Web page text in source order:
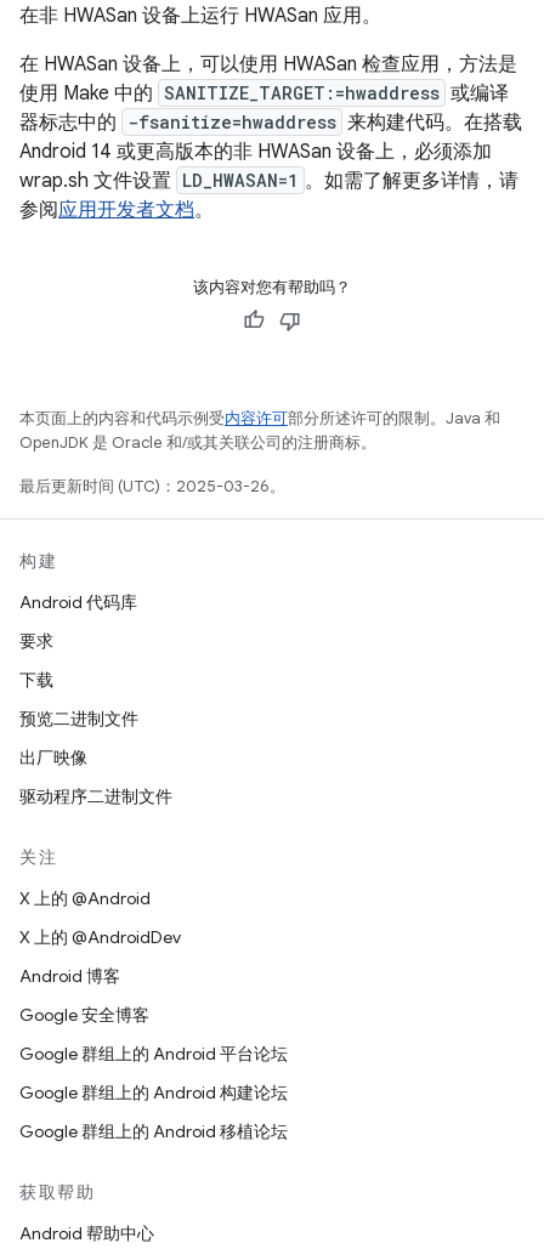
在非 HWASan 设备上运行 HWASan 应用。
在 HWASan 设备上，可以使用 HWASan 检查应用，方法是
使用 Make 中的 SANITIZE_TARGET:=hwaddress 或编译
器标志中的
-fsanitize=hwaddress 来构建代码。在搭载
Android 14 或更高版本的非 HWASan 设备上，必须添加
wrap.sh 文件设置 LD_HWASAN=1 。如需了解更多详情，请
参阅应用开发者文档。
该内容对您有帮助吗？
本页面上的内容和代码示例受内容许可部分所述许可的限制。Java 和
OpenJDK 是 Oracle 和/或其关联公司的注册商标。
最后更新时间 (UTC)：2025-03-26。
构建
Android 代码库
要求
下载
预览二进制文件
出厂映像
驱动程序二进制文件
关注
X 上的 @Android
X 上的 @AndroidDev
Android 博客
Google 安全博客
Google 群组上的 Android 平台论坛
Google 群组上的 Android 构建论坛
Google 群组上的 Android 移植论坛
获取帮助
Android 帮助中心